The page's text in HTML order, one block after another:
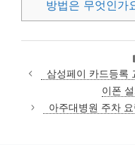
방법은 무엇인가
삼성페이 카드등록
이폰
아주대병원 주차